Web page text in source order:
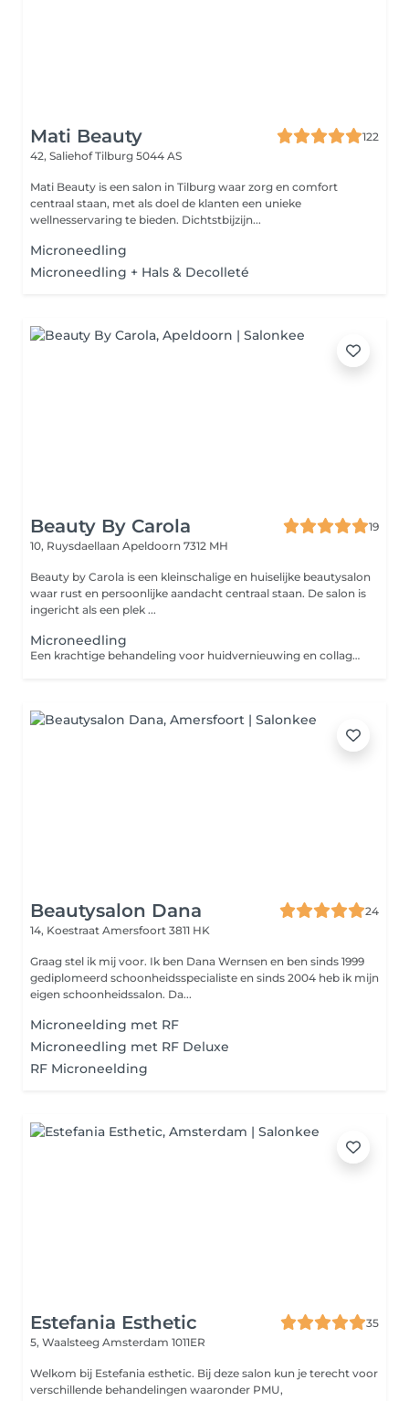
Mati Beauty
122
42, SaliehofTilburg 5044 AS
Mati Beauty is een salon in Tilburg waar zorg en comfort
centraal staan, met als doel de klanten een unieke
wellnesservaring te bieden. Dichtstbijzijn...
Microneedling
Microneedling + Hals & Decolleté
Beauty By Carola
19
10, Ruysdaellaan Apeldoorn 7312 MH
Beauty by Carola is een kleinschalige en huiselijke beautysalon
waar rust en persoonlijke aandacht centraal staan. De salon is
ingericht als een plek ...
Microneedling
Een krachtige behandeling voor huidvernieuwing en collageenaanmaak. Micronaaldjes creëren kanaaltjes in de huid, waardoor werkstoffen diep worden opgenomen. Helpt zichtbaar bij huidveroudering, littekens, grove poriën en pigmentvlekken. Geschikt voor: Fijne lijntjes en rimpels, verslapte huid, littekens, grove poriën, pigmentatie en een doffe huid
Beautysalon Dana
24
14, Koestraat Amersfoort 3811 HK
Graag stel ik mij voor. Ik ben Dana Wernsen en ben sinds 1999
gediplomeerd schoonheidsspecialiste en sinds 2004 heb ik mijn
eigen schoonheidssalon. Da...
Microneelding met RF
Microneedling met RF Deluxe
RF Microneelding
Estefania Esthetic
35
5, Waalsteeg Amsterdam 1011ER
Welkom bij Estefania esthetic. Bij deze salon kun je terecht voor
verschillende behandelingen waaronder PMU,